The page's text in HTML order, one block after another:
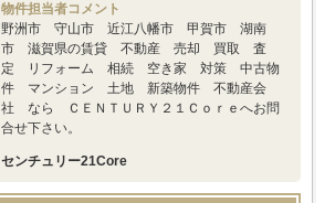
物件担当者コメント
野洲市 守山市 近江八幡市 甲賀市 湖南
市 滋賀県の賃貸 不動産 売却 買取 査
定 リフォーム 相続 空き家 対策 中古物
件 マンション 土地 新築物件 不動産会
社 なら ＣＥＮＴＵＲＹ２１Ｃｏｒｅへお問
合せ下さい。
センチュリー21Core